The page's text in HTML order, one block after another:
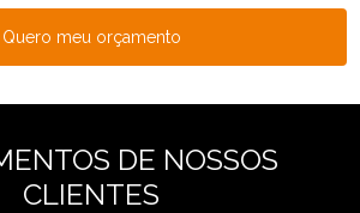
Quero meu orçamento
DE NOSSOS
CLIENTES